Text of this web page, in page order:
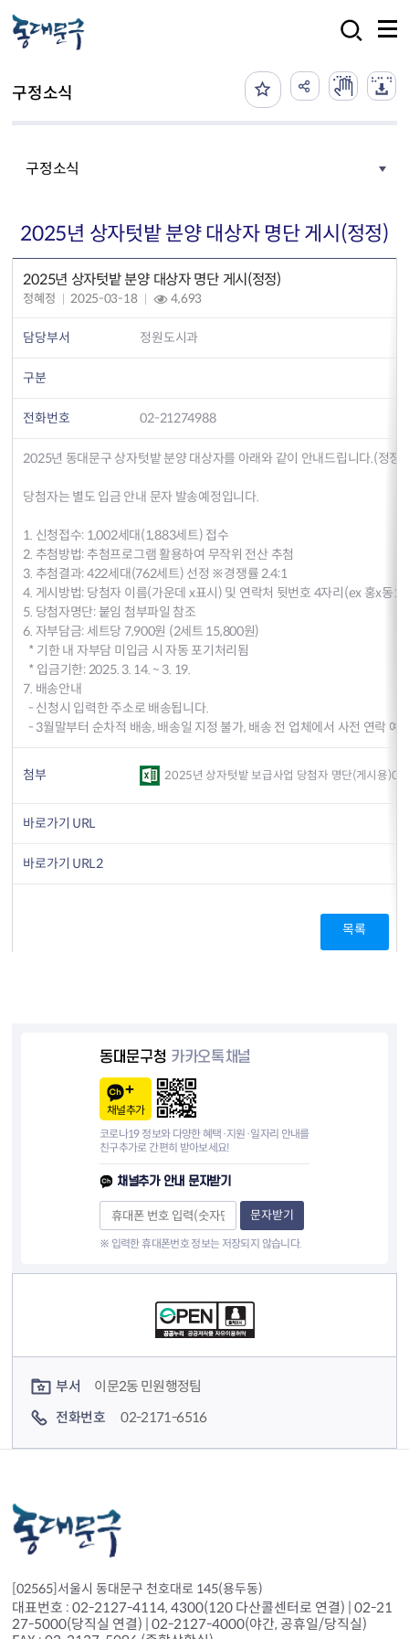
구정소식
구정소식
2025년 상자텃밭 분양 대상자 명단 게시(정정)
2025년 상자텃밭 분양 대상자 명단 게시(정정)
정혜정 2025-03-18 4,693
담당부서 정원도시과
구분
전화번호 02-21274988
2025년 동대문구 상자텃밭 분양 대상자를 아래와 같이 안내드립니다.(정정)
당첨자는 별도 입금 안내 문자 발송예정입니다.
1. 신청접수: 1,002세대(1,883세트) 접수
2. 추첨방법: 추첨프로그램 활용하여 무작위 전산 추첨
3. 추첨결과: 422세대(762세트) 선정 ※경쟁률 2.4:1
4. 게시방법: 당첨자 이름(가운데 x표시) 및 연락처 뒷번호 4자리(ex 홍x동
5. 당첨자명단: 붙임 첨부파일 참조
6. 자부담금: 세트당 7,900원 (2세트 15,800원)
* 기한 내 자부담 미입금 시 자동 포기처리됨
* 입금기한: 2025. 3. 14. ~ 3. 19.
7. 배송안내
- 신청시 입력한 주소로 배송됩니다.
- 3월말부터 순차적 배송, 배송일 지정 불가, 배송 전 업체에서 사전 연락 예
첨부 2025년 상자텃밭 보급사업 당첨자 명단(게시용
바로가기 URL
바로가기 URL2
목록
동대문구청 카카오톡채널
채널추가
코로나19 정보와 다양한 혜택·지원·일자리 안내를
친구추가로 간편히 받아보세요!
채널추가 안내 문자받기
문자받기
※ 입력한 휴대폰번호 정보는 저장되지 않습니다.
부서
이문2동 민원행정팀
전화번호
02-2171-6516
[02565]서울시 동대문구 천호대로 145(용두동)
대표번호 : 02-2127-4114, 4300(120 다산콜센터로 연결) | 02-21
27-5000(당직실 연결) | 02-2127-4000(야간, 공휴일/당직실)